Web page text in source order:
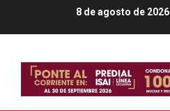
8 de agosto de 2026